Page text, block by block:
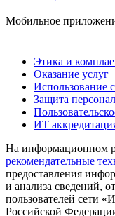
Мобильное
Этика и
Оказание услуг
Использование
Защита
ИТ
На информационном
рекомендательные
предоставления
и анализа сведений,
пользователей сети
Российской